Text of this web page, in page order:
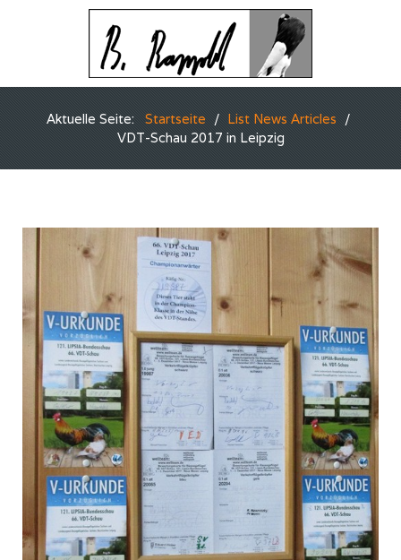
Aktuelle Seite: Startseite
List News Articles
VDT-Schau 2017 in Leipzig